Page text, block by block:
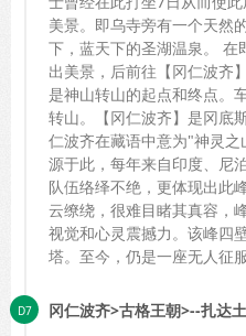
美景。即乌寺旁有一个天然
下，蓝天下的圣湖温泉。 在
出美景，后前往【冈仁波齐
是神山转山的起点和终点。
转山。【冈仁波齐】是冈底
仁波齐在藏语中意为"神灵
源于此，每年来自印度、尼
队伍络绎不绝，更体现出此
云缭绕，很难目睹其真容，
视觉和心灵震撼力。该峰四
塔。至今，仍是一座无人征
冈仁波齐>古格王朝>--扎达